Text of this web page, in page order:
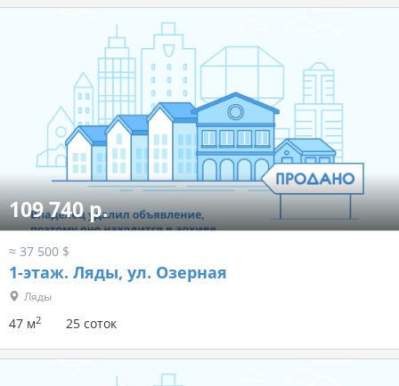
109 740 р.
≈ 37 500 $
1-этаж. Ляды, ул. Озерная
Ляды
47 м2 25 соток